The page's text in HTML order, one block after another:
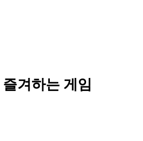
겨하는 게임